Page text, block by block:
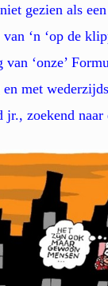
gezien als
‘n ‘op de
‘onze’
met
zoekend